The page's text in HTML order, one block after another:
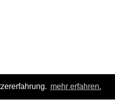
mehr erfahren.